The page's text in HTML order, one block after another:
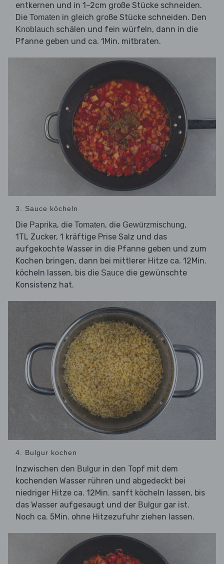
entkernen und in 1–2cm große Stücke schneiden.
Die Tomaten in gleich große Stücke schneiden. Den
Knoblauch schälen und fein würfeln, dann in die
Pfanne geben und ca. 1Min. mitbraten.
3. Sauce köcheln
Die Paprika, die Tomaten, die Gewürzmischung,
1TL Zucker, 1 kräftige Prise Salz und das
aufgekochte Wasser in die Pfanne geben und zum
Kochen bringen, dann bei mittlerer Hitze ca. 12Min.
köcheln lassen, bis die Sauce die gewünschte
Konsistenz hat.
4. Bulgur kochen
Inzwischen den Bulgur in den Topf mit dem
kochenden Wasser rühren und abgedeckt bei
niedriger Hitze ca. 12Min. sanft köcheln lassen, bis
das Wasser aufgesaugt und der Bulgur gar ist.
Noch ca. 5Min. ohne Hitzezufuhr ziehen lassen.